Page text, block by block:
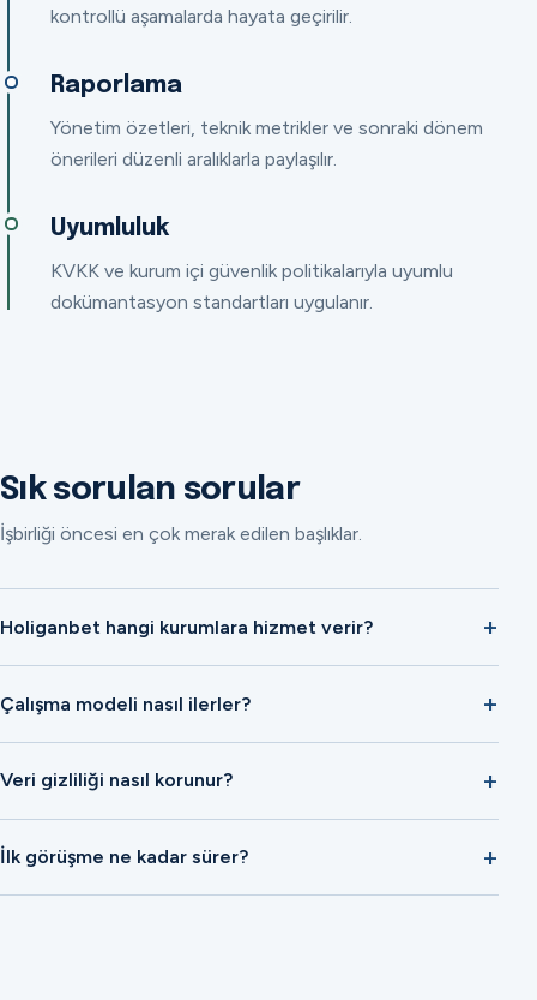
kontrollü aşamalarda hayata geçirilir.
Raporlama
Yönetim özetleri, teknik metrikler ve sonraki dönem
önerileri düzenli aralıklarla paylaşılır.
Uyumluluk
KVKK ve kurum içi güvenlik politikalarıyla uyumlu
dokümantasyon standartları uygulanır.
Sık sorulan sorular
İşbirliği öncesi en çok merak edilen başlıklar.
Holiganbet hangi kurumlara hizmet verir?
Çalışma modeli nasıl ilerler?
Veri gizliliği nasıl korunur?
İlk görüşme ne kadar sürer?